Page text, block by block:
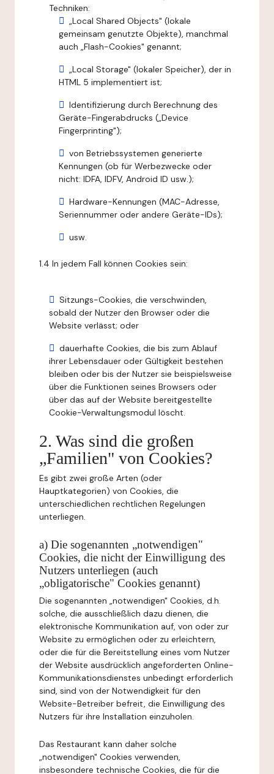
Techniken:
„Local Shared Objects" (lokale
gemeinsam genutzte Objekte), manchmal
auch „Flash-Cookies" genannt;
„Local Storage" (lokaler Speicher), der in
HTML 5 implementiert ist;
Identifizierung durch Berechnung des
Geräte-Fingerabdrucks („Device
Fingerprinting");
von Betriebssystemen generierte
Kennungen (ob für Werbezwecke oder
nicht: IDFA, IDFV, Android ID usw.);
Hardware-Kennungen (MAC-Adresse,
Seriennummer oder andere Geräte-IDs);
usw.
1.4 In jedem Fall können Cookies sein:
Sitzungs-Cookies, die verschwinden,
sobald der Nutzer den Browser oder die
Website verlässt; oder
dauerhafte Cookies, die bis zum Ablauf
ihrer Lebensdauer oder Gültigkeit bestehen
bleiben oder bis der Nutzer sie beispielsweise
über die Funktionen seines Browsers oder
über das auf der Website bereitgestellte
Cookie-Verwaltungsmodul löscht.
2. Was sind die großen
„Familien" von Cookies?
Es gibt zwei große Arten (oder
Hauptkategorien) von Cookies, die
unterschiedlichen rechtlichen Regelungen
unterliegen.
a) Die sogenannten „notwendigen"
Cookies, die nicht der Einwilligung des
Nutzers unterliegen (auch
„obligatorische" Cookies genannt)
Die sogenannten „notwendigen" Cookies, d.h.
solche, die ausschließlich dazu dienen, die
elektronische Kommunikation auf, von oder zur
Website zu ermöglichen oder zu erleichtern,
oder die für die Bereitstellung eines vom Nutzer
der Website ausdrücklich angeforderten Online-
Kommunikationsdienstes unbedingt erforderlich
sind, sind von der Notwendigkeit für den
Website-Betreiber befreit, die Einwilligung des
Nutzers für ihre Installation einzuholen.
Das Restaurant kann daher solche
„notwendigen" Cookies verwenden,
insbesondere technische Cookies, die für die